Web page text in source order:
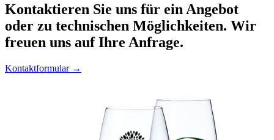
Kontaktieren Sie uns für ein Angebot
oder zu technischen Möglichkeiten. Wir
freuen uns auf Ihre Anfrage.
Kontaktformular →